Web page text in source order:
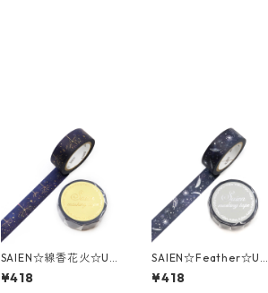
SAIEN☆線香花火☆UR
-3098☆金箔☆マスキ
ングテープ
¥418
SAIEN☆Feather☆UR
-3094☆銀箔☆マスキ
ングテープ
¥418